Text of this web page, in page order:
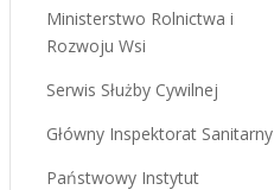
Ministerstwo Rolnictwa i
Rozwoju Wsi
Serwis Służby Cywilnej
Główny Inspektorat Sanitarny
Państwowy Instytut